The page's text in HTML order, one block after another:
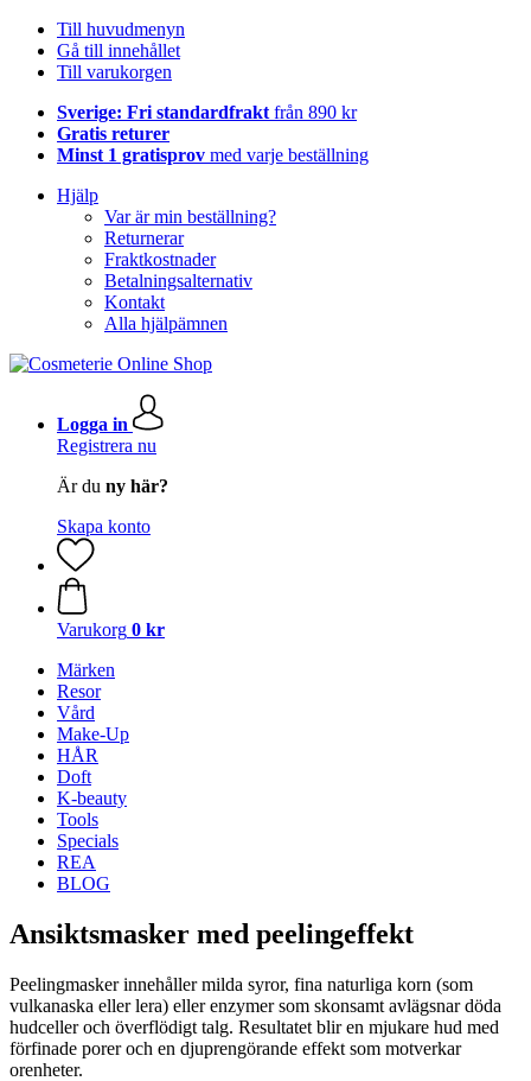
Till huvudmenyn
Gå till innehållet
Till varukorgen
Sverige: Fri standardfrakt från 890 kr
Gratis returer
Minst 1 gratisprov med varje beställning
Hjälp
Var är min beställning?
Returnerar
Fraktkostnader
Betalningsalternativ
Kontakt
Alla hjälpämnen
Logga in
Registrera nu
Är du ny här?
Skapa konto
Varukorg 0 kr
Märken
Resor
Vård
Make-Up
HÅR
Doft
K-beauty
Tools
Specials
REA
BLOG
Ansiktsmasker med peelingeffekt
Peelingmasker innehåller milda syror, fina naturliga korn (som
vulkanaska eller lera) eller enzymer som skonsamt avlägsnar döda
hudceller och överflödigt talg. Resultatet blir en mjukare hud med
förfinade porer och en djuprengörande effekt som motverkar
orenheter.